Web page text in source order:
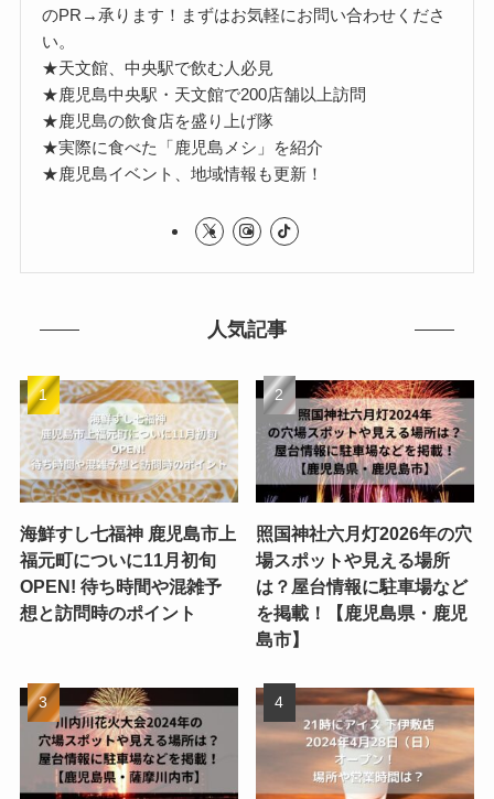
のPR→承ります！まずはお気軽にお問い合わせくださ
い。
★天文館、中央駅で飲む人必見
★鹿児島中央駅・天文館で200店舗以上訪問
★鹿児島の飲食店を盛り上げ隊
★実際に食べた「鹿児島メシ」を紹介
★鹿児島イベント、地域情報も更新！
人気記事
海鮮すし七福神 鹿児島市上
福元町についに11月初旬
OPEN! 待ち時間や混雑予
想と訪問時のポイント
照国神社六月灯2026年の穴
場スポットや見える場所
は？屋台情報に駐車場など
を掲載！【鹿児島県・鹿児
島市】